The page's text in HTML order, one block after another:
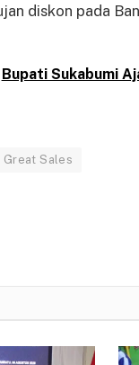
diskon pada
Bupati Sukabumi
Great Sales